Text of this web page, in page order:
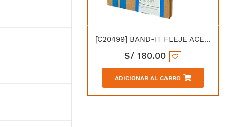
[C20499] BAND-IT FLEJE ACERO INOXIDABLE 201SS 1/2" X 0.76MM
S/180.00
ADICIONAR AL CARRO